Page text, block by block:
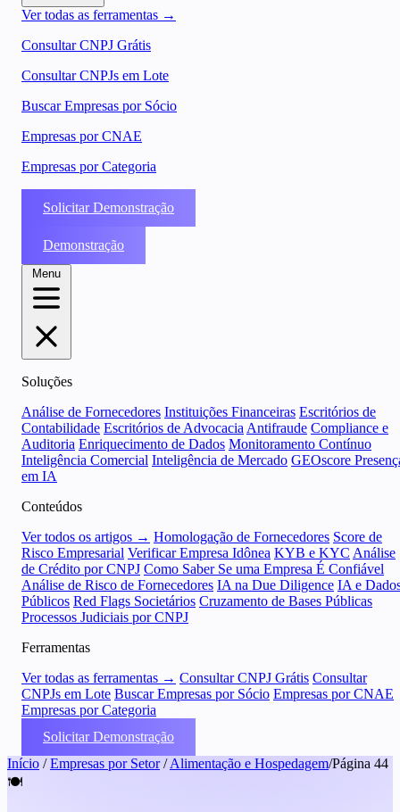
Ver todas as ferramentas →
Consultar CNPJ Grátis
Consultar CNPJs em Lote
Buscar Empresas por Sócio
Empresas por CNAE
Empresas por Categoria
Solicitar Demonstração
Demonstração
Menu
Soluções
Análise de Fornecedores Instituições Financeiras Escritórios de
Contabilidade Escritórios de Advocacia Antifraude Compliance e
Auditoria Enriquecimento de Dados Monitoramento Contínuo
Inteligência Comercial Inteligência de Mercado GEOscore
em IA
Conteúdos
Ver todos os artigos → Homologação de Fornecedores Score de
Risco Empresarial Verificar Empresa Idônea KYB e KYC Análise
de Crédito por CNPJ Como Saber Se uma Empresa É Confiável
Análise de Risco de Fornecedores IA na Due Diligence IA e
Públicos Red Flags Societários Cruzamento de Bases Públicas
Processos Judiciais por CNPJ
Ferramentas
Ver todas as ferramentas → Consultar CNPJ Grátis Consultar
CNPJs em Lote Buscar Empresas por Sócio Empresas por CNAE
Empresas por Categoria
Solicitar Demonstração
Início / Empresas por Setor / Alimentação e Hospedagem/Página 44
🍽️